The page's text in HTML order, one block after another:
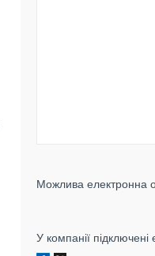
У компанії